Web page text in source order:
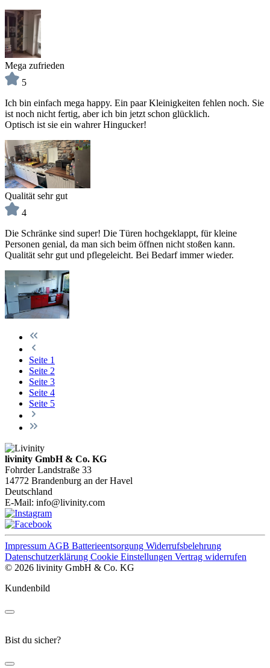
Mega zufrieden
5
Ich bin einfach mega happy. Ein paar Kleinigkeiten fehlen noch. Sie
ist noch nicht fertig, aber ich bin jetzt schon glücklich.
Optisch ist sie ein wahrer Hingucker!
Qualität sehr gut
4
Die Schränke sind super! Die Türen hochgeklappt, für kleine
Personen genial, da man sich beim öffnen nicht stoßen kann.
Qualität sehr gut und pflegeleicht. Bei Bedarf immer wieder.
Seite 1
Seite 2
Seite 3
Seite 4
Seite 5
livinity GmbH & Co. KG
Fohrder Landstraße 33
14772 Brandenburg an der Havel
Deutschland
E-Mail: info@livinity.com
Impressum AGB Batterieentsorgung Widerrufsbelehrung
Datenschutzerklärung Cookie Einstellungen Vertrag widerrufen
© 2026 livinity GmbH & Co. KG
Kundenbild
Bist du sicher?